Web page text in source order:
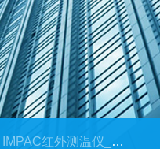
IMPAC红外测温仪_高温计原理及应用场景